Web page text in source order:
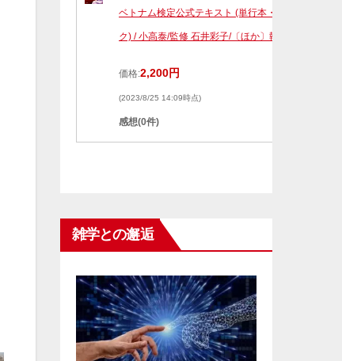
ベトナム検定公式テキスト (単行本・ムッ
ク) / 小高泰/監修 石井彩子/〔ほか〕執筆
価格:2,200円
(2023/8/25 14:09時点)
感想(0件)
雑学との邂逅